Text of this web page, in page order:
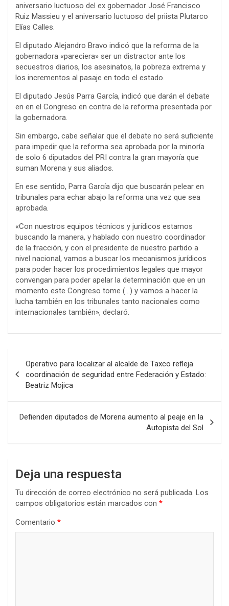
aniversario luctuoso del ex gobernador José Francisco
Ruiz Massieu y el aniversario luctuoso del priista Plutarco
Elías Calles.
El diputado Alejandro Bravo indicó que la reforma de la
gobernadora «pareciera» ser un distractor ante los
secuestros diarios, los asesinatos, la pobreza extrema y
los incrementos al pasaje en todo el estado.
El diputado Jesús Parra García, indicó que darán el debate
en en el Congreso en contra de la reforma presentada por
la gobernadora.
Sin embargo, cabe señalar que el debate no será suficiente
para impedir que la reforma sea aprobada por la minoría
de solo 6 diputados del PRI contra la gran mayoría que
suman Morena y sus aliados.
En ese sentido, Parra García dijo que buscarán pelear en
tribunales para echar abajo la reforma una vez que sea
aprobada.
«Con nuestros equipos técnicos y jurídicos estamos
buscando la manera, y hablado con nuestro coordinador
de la fracción, y con el presidente de nuestro partido a
nivel nacional, vamos a buscar los mecanismos jurídicos
para poder hacer los procedimientos legales que mayor
convengan para poder apelar la determinación que en un
momento este Congreso tome (…) y vamos a hacer la
lucha también en los tribunales tanto nacionales como
internacionales también», declaró.
de
entradas
Operativo para localizar al alcalde de Taxco refleja
coordinación de seguridad entre Federación y Estado:
Beatriz Mojica
Defienden diputados de Morena aumento al peaje en la
Autopista del Sol
Deja una respuesta
Tu dirección de correo electrónico no será publicada. Los
campos obligatorios están marcados con *
Comentario *